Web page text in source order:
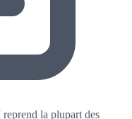
la plupart des